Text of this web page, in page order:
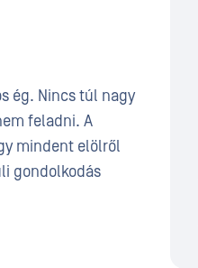
ég. Nincs túl nagy
feladni. A
mindent elölről
gondolkodás